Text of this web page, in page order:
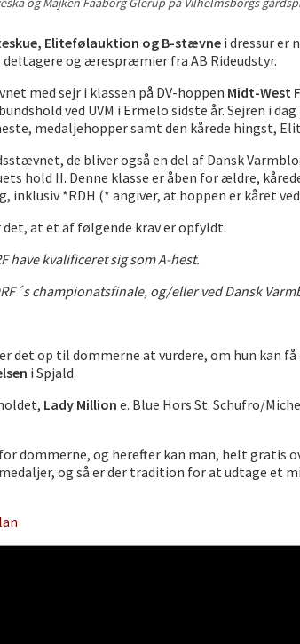
Elitefølauktion og B-stævnei dressur er
deltagere og ærespræmier fra AB Rideudstyr.
med sejr i klassen på DV-hoppen Midt-West
ved UVM i Ermelo sidste år. Sejren i
medaljehopper samt den kårede hingst,
de bliver også en del af Dansk
hold II. Denne klasse er åben for ældre,
inklusiv *RDH (* angiver, at hoppen er kåret
at et af følgende krav er opfyldt:
have kvalificeret sig som A-hest.
championatsfinale, og/eller ved Dansk
det op til dommerne at vurdere, om hun
i Spjald.
Lady Million e. Blue Hors St. Schufro/
dommerne, og herefter kan man, helt gratis
og så er der tradition for at udtage et